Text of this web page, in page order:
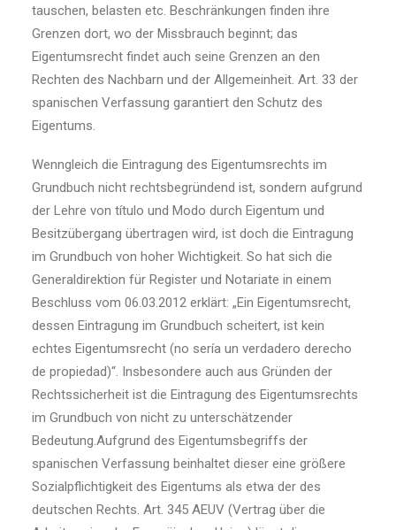
tauschen, belasten etc. Beschränkungen finden ihre
Grenzen dort, wo der Missbrauch beginnt; das
Eigentumsrecht findet auch seine Grenzen an den
Rechten des Nachbarn und der Allgemeinheit. Art. 33 der
spanischen Verfassung garantiert den Schutz des
Eigentums.
Wenngleich die Eintragung des Eigentumsrechts im
Grundbuch nicht rechtsbegründend ist, sondern aufgrund
der Lehre von título und Modo durch Eigentum und
Besitzübergang übertragen wird, ist doch die Eintragung
im Grundbuch von hoher Wichtigkeit. So hat sich die
Generaldirektion für Register und Notariate in einem
Beschluss vom 06.03.2012 erklärt: „Ein Eigentumsrecht,
dessen Eintragung im Grundbuch scheitert, ist kein
echtes Eigentumsrecht (no sería un verdadero derecho
de propiedad)“. Insbesondere auch aus Gründen der
Rechtssicherheit ist die Eintragung des Eigentumsrechts
im Grundbuch von nicht zu unterschätzender
Bedeutung.Aufgrund des Eigentumsbegriffs der
spanischen Verfassung beinhaltet dieser eine größere
Sozialpflichtigkeit des Eigentums als etwa der des
deutschen Rechts. Art. 345 AEUV (Vertrag über die